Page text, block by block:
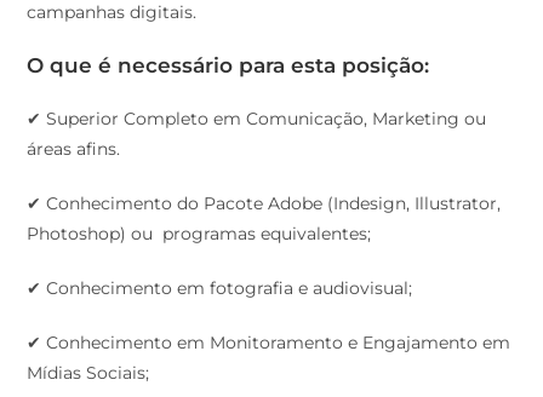
campanhas digitais.
O que é necessário para esta posição:
✔ Superior Completo em Comunicação, Marketing ou
áreas afins.
✔ Conhecimento do Pacote Adobe (Indesign, Illustrator,
Photoshop) ou programas equivalentes;
✔ Conhecimento em fotografia e audiovisual;
✔ Conhecimento em Monitoramento e Engajamento em
Mídias Sociais;